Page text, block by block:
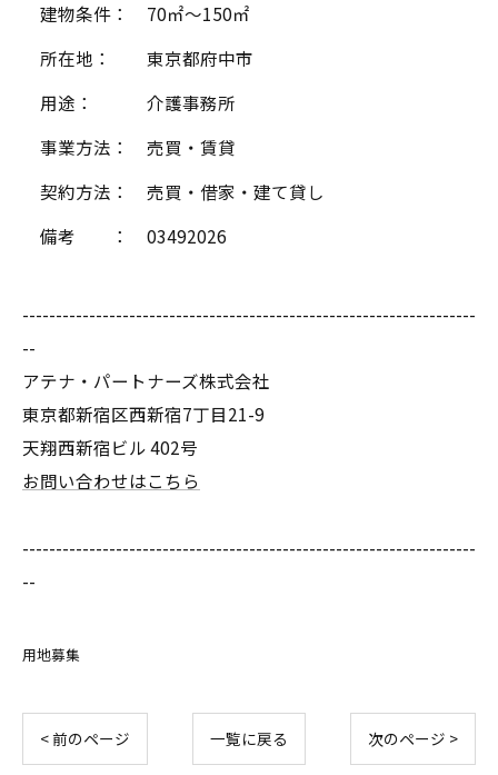
建物条件： 70㎡～150㎡
所在地： 東京都府中市
用途： 介護事務所
事業方法： 売買・賃貸
契約方法： 売買・借家・建て貸し
備考 ： 03492026
--------------------------------------------------------------------
--
アテナ・パートナーズ株式会社
東京都新宿区西新宿7丁目21-9
天翔西新宿ビル 402号
お問い合わせはこちら
--------------------------------------------------------------------
--
用地募集
< 前のページ 一覧に戻る 次のページ >